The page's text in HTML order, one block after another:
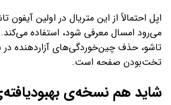
اپل احتمالاً از این متریال در اولین آیفون
می‌رود امسال معرفی شود، استفاده
تاشو، حذف چین‌خوردگی‌های آزاردهنده در
تخت‌بودن صفحه است.
شاید هم نسخه‌ی